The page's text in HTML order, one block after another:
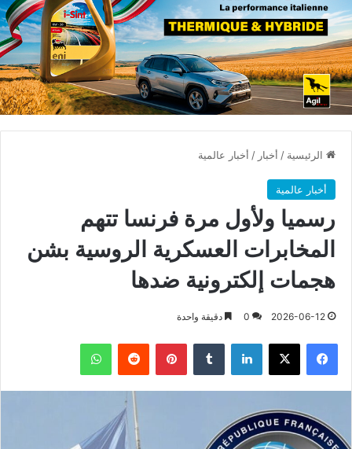
الرئيسية / أخبار / أخبار عالمية
أخبار عالمية
رسميا ولأول مرة فرنسا تتهم
المخابرات العسكرية الروسية بشن
هجمات إلكترونية ضدها
2026-06-12
0 دقيقة واحدة
فيسبوك X لينكدإن بينتيريست واتساب